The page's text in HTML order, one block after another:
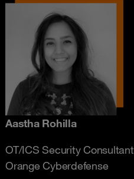
Aastha Rohilla
OT/ICS Security Consultant
Orange Cyberdefense